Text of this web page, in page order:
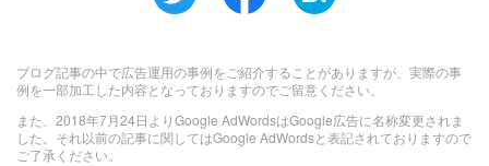
ブログ記事の中で広告運用の事例をご紹介することがありますが、実際の事
例を一部加工した内容となっておりますのでご留意ください。
また、2018年7月24日よりGoogle AdWordsはGoogle広告に名称変更されま
した。それ以前の記事に関してはGoogle AdWordsと表記されておりますので
ご了承ください。